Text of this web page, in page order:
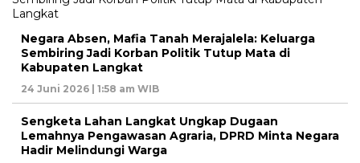
Negara Absen, Mafia Tanah Merajalela: Keluarga
Sembiring Jadi Korban Politik Tutup Mata di
Kabupaten Langkat
24 Juni 2026 | 1:58 am WIB
Sengketa Lahan Langkat Ungkap Dugaan
Lemahnya Pengawasan Agraria, DPRD Minta Negara
Hadir Melindungi Warga